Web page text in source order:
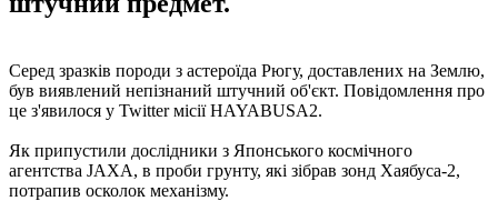
Серед зразків породи з астероїда Рюгу, доставлених на Землю,
був виявлений непізнаний штучний об'єкт. Повідомлення про
це з'явилося у Twitter місії HAYABUSA2.
Як припустили дослідники з Японського космічного
агентства JAXA, в проби грунту, які зібрав зонд Хаябуса-2,
потрапив осколок механізму.